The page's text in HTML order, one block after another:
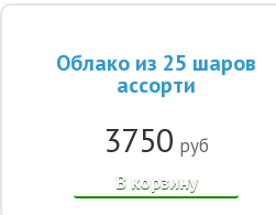
Облако из 25 шаров
ассорти
3750 руб
В корзину